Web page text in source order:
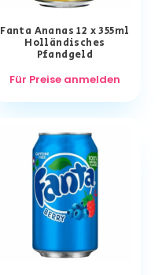
Fanta Ananas 12 x 355ml
Holländisches
Pfandgeld
Für Preise anmelden